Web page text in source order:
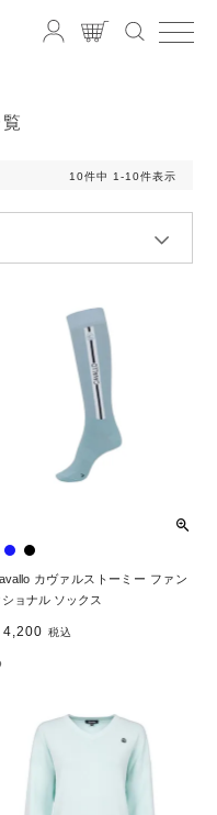
10件中 1 -10件表示
カヴァルストーミー ファン
ショナル ソックス
4,200 税込